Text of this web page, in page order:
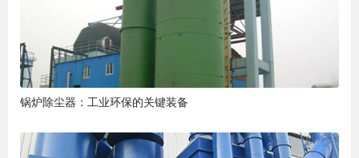
锅炉除尘器：工业环保的关键装备